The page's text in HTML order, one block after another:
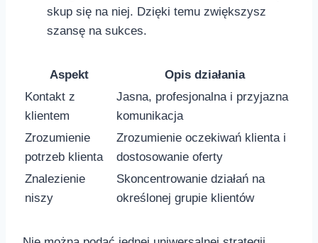
skup się na niej. Dzięki ‍temu zwiększysz
szansę na sukces.
Aspekt
Opis działania
Kontakt z‌
klientem
Jasna, profesjonalna i przyjazna
komunikacja
Zrozumienie
potrzeb klienta
Zrozumienie oczekiwań klienta ⁣i
dostosowanie oferty
Znalezienie
niszy
Skoncentrowanie​ działań na
określonej grupie klientów